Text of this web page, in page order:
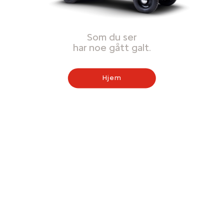
Som du ser
har noe gått galt.
Hjem